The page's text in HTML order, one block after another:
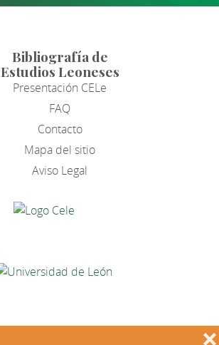
❌
Bibliografía de
Estudios Leoneses
Presentación CELe
FAQ
Contacto
Mapa del sitio
Aviso Legal